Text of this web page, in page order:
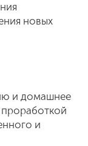
новых
и домашнее
проработкой
и